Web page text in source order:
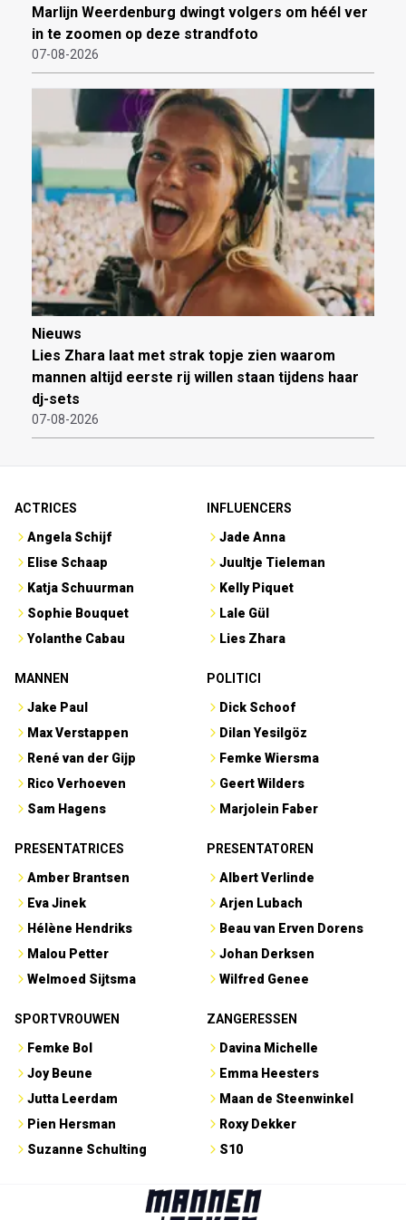
Marlijn Weerdenburg dwingt volgers om héél ver
in te zoomen op deze strandfoto
07-08-2026
Nieuws
Lies Zhara laat met strak topje zien waarom
mannen altijd eerste rij willen staan tijdens haar
dj-sets
07-08-2026
ACTRICES
Angela Schijf
Elise Schaap
Katja Schuurman
Sophie Bouquet
Yolanthe Cabau
INFLUENCERS
Jade Anna
Juultje Tieleman
Kelly Piquet
Lale Gül
Lies Zhara
MANNEN
Jake Paul
Max Verstappen
René van der Gijp
Rico Verhoeven
Sam Hagens
POLITICI
Dick Schoof
Dilan Yesilgöz
Femke Wiersma
Geert Wilders
Marjolein Faber
PRESENTATRICES
Amber Brantsen
Eva Jinek
Hélène Hendriks
Malou Petter
Welmoed Sijtsma
PRESENTATOREN
Albert Verlinde
Arjen Lubach
Beau van Erven Dorens
Johan Derksen
Wilfred Genee
SPORTVROUWEN
Femke Bol
Joy Beune
Jutta Leerdam
Pien Hersman
Suzanne Schulting
ZANGERESSEN
Davina Michelle
Emma Heesters
Maan de Steenwinkel
Roxy Dekker
S10